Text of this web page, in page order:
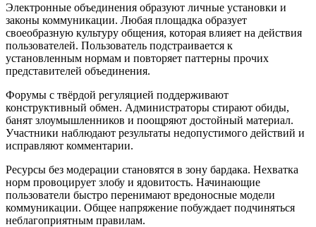
Электронные объединения образуют личные установки и
законы коммуникации. Любая площадка образует
своеобразную культуру общения, которая влияет на действия
пользователей. Пользователь подстраивается к
установленным нормам и повторяет паттерны прочих
представителей объединения.
Форумы с твёрдой регуляцией поддерживают
конструктивный обмен. Администраторы стирают обиды,
банят злоумышленников и поощряют достойный материал.
Участники наблюдают результаты недопустимого действий и
исправляют комментарии.
Ресурсы без модерации становятся в зону бардака. Нехватка
норм провоцирует злобу и ядовитость. Начинающие
пользователи быстро перенимают вредоносные модели
коммуникации. Общее напряжение побуждает подчиняться
неблагоприятным правилам.